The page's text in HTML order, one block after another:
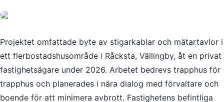
Projektet omfattade byte av stigarkablar och mätartavlor i
ett flerbostadshusområde i Råcksta, Vällingby, åt en privat
fastighetsägare under 2026. Arbetet bedrevs trapphus för
trapphus och planerades i nära dialog med förvaltare och
boende för att minimera avbrott. Fastighetens befintliga